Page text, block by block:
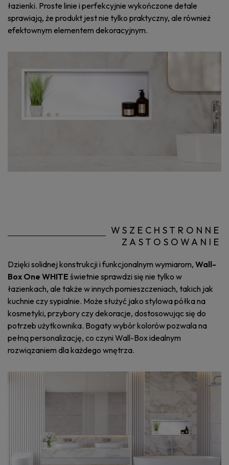
łazienki. Proste linie i perfekcyjnie wykończone detale
sprawiają, że produkt jest nie tylko praktyczny, ale również
efektownym elementem dekoracyjnym.
WSZECHSTRONNE
ZASTOSOWANIE
Dzięki solidnej konstrukcji i funkcjonalnym wymiarom, Wall-
Box One WHITE świetnie sprawdzi się nie tylko w
łazienkach, ale także w innych pomieszczeniach, takich jak
kuchnie czy sypialnie. Może służyć jako stylowa półka na
kosmetyki, przybory czy dekoracje, dostosowując się do
potrzeb użytkownika. Bogaty wybór kolorów pozwala na
pełną personalizację, co czyni Wall-Box idealnym
rozwiązaniem dla każdego wnętrza.